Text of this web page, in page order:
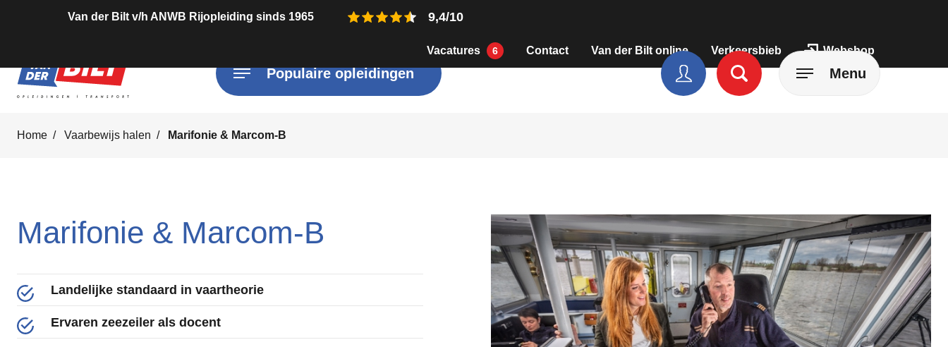
Menu
Van der Bilt v/h ANWB Rijopleiding sinds 1965 9,4/10
Vacatures 6 Contact Van der Bilt online Verkeersbieb Webshop
Populaire opleidingen
Home Vaarbewijs halen Marifonie & Marcom-B
Marifonie & Marcom-B
Landelijke standaard in vaartheorie
Ervaren zeezeiler als docent